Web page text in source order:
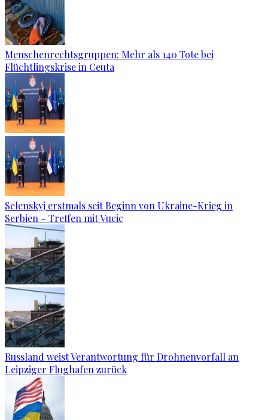
Menschenrechtsgruppen: Mehr als 140 Tote bei
Flüchtlingskrise in Ceuta
Selenskyj erstmals seit Beginn von Ukraine-Krieg in
Serbien – Treffen mit Vucic
Russland weist Verantwortung für Drohnenvorfall an
Leipziger Flughafen zurück